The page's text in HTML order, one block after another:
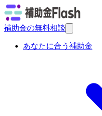
補助金の無料相談
あなたに合う補助金